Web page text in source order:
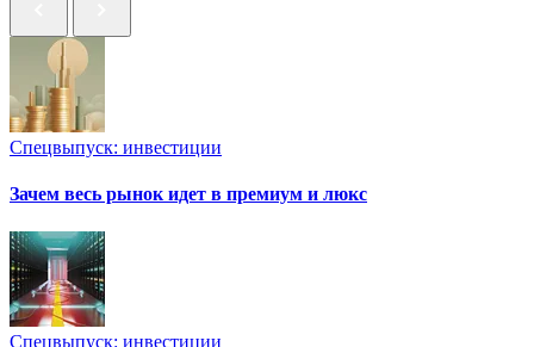
Спецвыпуск: инвестиции
Зачем весь рынок идет в премиум и люкс
Спецвыпуск: инвестиции